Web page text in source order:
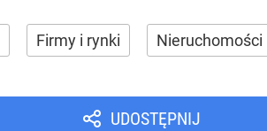
Firmy i rynki Nieruchomości
UDOSTĘPNIJ